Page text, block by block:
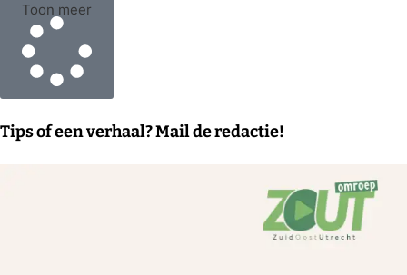
Toon meer
Tips of een verhaal? Mail de redactie!